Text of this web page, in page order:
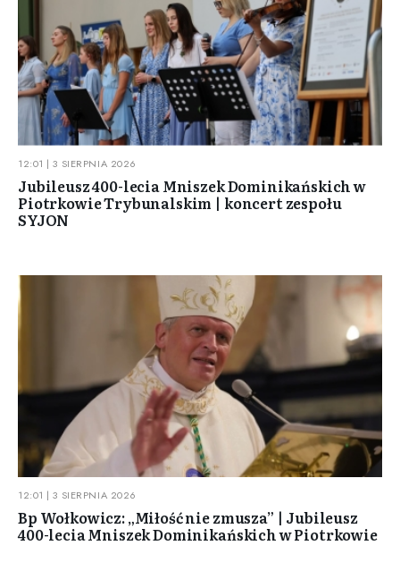
12:01 | 3 SIERPNIA 2026
Jubileusz 400-lecia Mniszek Dominikańskich w
Piotrkowie Trybunalskim | koncert zespołu
SYJON
12:01 | 3 SIERPNIA 2026
Bp Wołkowicz: „Miłość nie zmusza” | Jubileusz
400-lecia Mniszek Dominikańskich w Piotrkowie